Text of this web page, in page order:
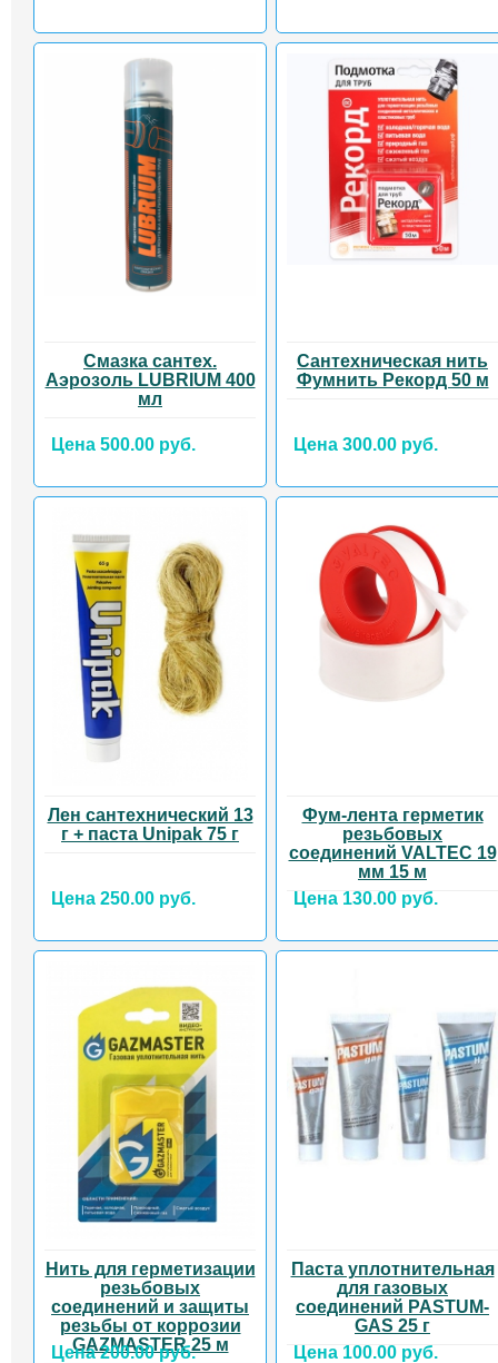
Смазка сантех.
Аэрозоль LUBRIUM 400
мл
Цена 500.00 руб.
Cантехническая нить
Фумнить Рекорд 50 м
Цена 300.00 руб.
Лен сантехнический 13
г + паста Unipak 75 г
Цена 250.00 руб.
Фум-лента герметик
резьбовых
соединений VALTEC 19
мм 15 м
Цена 130.00 руб.
Нить для герметизации
резьбовых
соединений и защиты
резьбы от коррозии
GAZMASTER 25 м
Цена 200.00 руб.
Паста уплотнительная
для газовых
соединений PASTUM-
GAS 25 г
Цена 100.00 руб.